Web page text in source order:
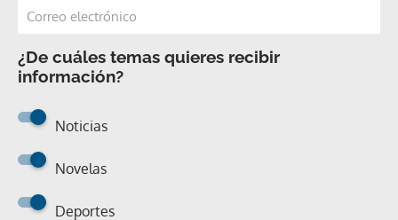
¿De cuáles temas quieres recibir
información?
Noticias
Novelas
Deportes